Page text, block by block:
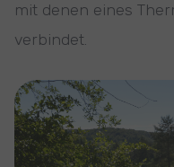
mit denen eines
verbindet.